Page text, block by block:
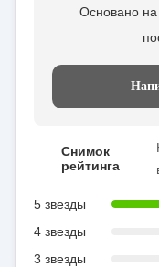
Основано на
Снимок
рейтинга
5 звезды
4 звезды
3 звезды